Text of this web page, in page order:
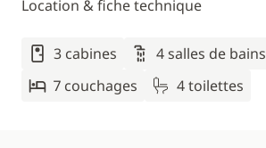
Location & fiche technique
3 cabines
4 salles de bains
7 couchages
4 toilettes